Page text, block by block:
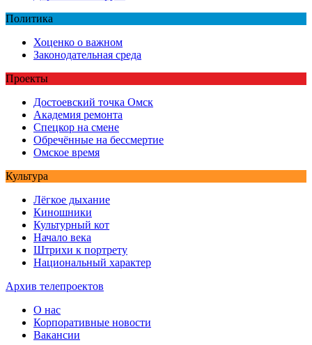
Политика
Хоценко о важном
Законодательная среда
Проекты
Достоевский точка Омск
Академия ремонта
Спецкор на смене
Обречённые на бессмертие
Омское время
Культура
Лёгкое дыхание
Киношники
Культурный кот
Начало века
Штрихи к портрету
Национальный характер
Архив телепроектов
О нас
Корпоративные новости
Вакансии